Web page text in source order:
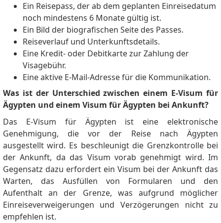
Ein Reisepass, der ab dem geplanten Einreisedatum
noch mindestens 6 Monate gültig ist.
Ein Bild der biografischen Seite des Passes.
Reiseverlauf und Unterkunftsdetails.
Eine Kredit- oder Debitkarte zur Zahlung der
Visagebühr.
Eine aktive E-Mail-Adresse für die Kommunikation.
Was ist der Unterschied zwischen einem E-Visum für
Ägypten und einem Visum für Ägypten bei Ankunft?
Das E-Visum für Ägypten ist eine elektronische
Genehmigung, die vor der Reise nach Ägypten
ausgestellt wird. Es beschleunigt die Grenzkontrolle bei
der Ankunft, da das Visum vorab genehmigt wird.Im
Gegensatz dazu erfordert ein Visum bei der Ankunft das
Warten, das Ausfüllen von Formularen und den
Aufenthalt an der Grenze, was aufgrund möglicher
Einreiseverweigerungen und Verzögerungen nicht zu
empfehlen ist.